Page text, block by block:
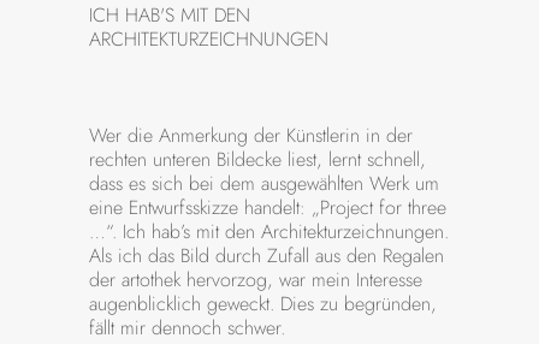
ICH HAB'S MIT DEN
ARCHITEKTURZEICHNUNGEN
Wer die Anmerkung der Künstlerin in der
rechten unteren Bildecke liest, lernt schnell,
dass es sich bei dem ausgewählten Werk um
eine Entwurfsskizze handelt: „Project for three
…“. Ich hab’s mit den Architekturzeichnungen.
Als ich das Bild durch Zufall aus den Regalen
der artothek hervorzog, war mein Interesse
augenblicklich geweckt. Dies zu begründen,
fällt mir dennoch schwer.